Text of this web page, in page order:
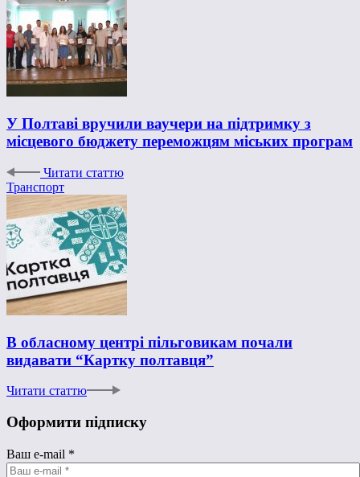
У Полтаві вручили ваучери на підтримку з
місцевого бюджету переможцям міських програм
Читати статтю
Транспорт
В обласному центрі пільговикам почали
видавати “Картку полтавця”
Читати статтю
Оформити підписку
Ваш e-mail *